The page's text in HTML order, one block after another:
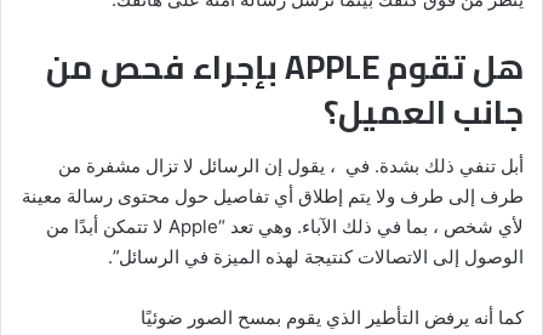
هل تقوم APPLE بإجراء فحص من
جانب العميل؟
أبل تنفي ذلك بشدة. في ، يقول إن الرسائل لا تزال مشفرة من
طرف إلى طرف ولا يتم إطلاق أي تفاصيل حول محتوى رسالة معينة
لأي شخص ، بما في ذلك الآباء. وهي تعد “Apple لا تتمكن أبدًا من
الوصول إلى الاتصالات كنتيجة لهذه الميزة في الرسائل”.
كما أنه يرفض التأطير الذي يقوم بمسح الصور ضوئيًا